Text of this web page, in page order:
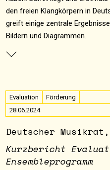
den freien Klangkörpern in
greift einige zentrale
Bildern und Diagrammen.
Evaluation
Förderung
28.06.2024
Deutscher Musikrat,
Kurzbericht
Ensembleprogramm